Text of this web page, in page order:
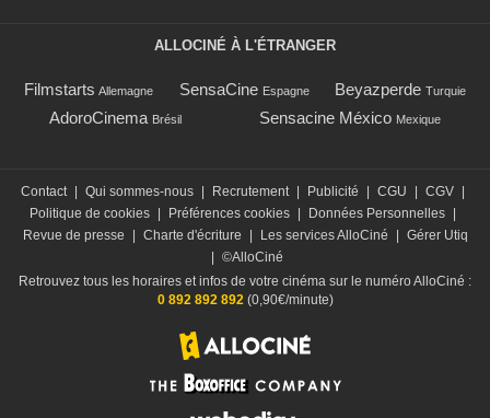
ALLOCINÉ À L'ÉTRANGER
Filmstarts Allemagne SensaCine Espagne Beyazperde Turquie
AdoroCinema Brésil Sensacine México Mexique
Contact Qui sommes-nous Recrutement Publicité CGU CGV
Politique de cookies
Préférences cookies Données Personnelles
Revue de presse
Charte d'écriture Les services AlloCiné
Gérer Utiq
©AlloCiné
Retrouvez tous les horaires et infos de votre cinéma sur le numéro AlloCiné :
0 892 892 892(0,90€/minute)